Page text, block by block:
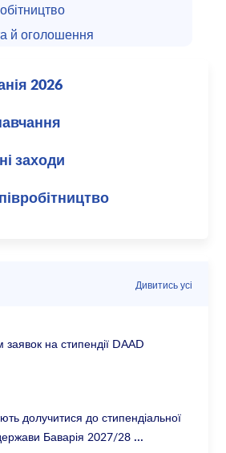
й оголошення
2026
заходи
Дивитись усі
на стипендії DAAD
долучитися до стипендіальної
Баварія 2027/28